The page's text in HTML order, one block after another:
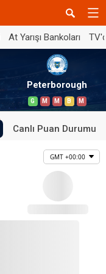
At Yarışı Bankoları
Peterborough
G M M B M
Canlı Puan Durumu
GMT +00:00